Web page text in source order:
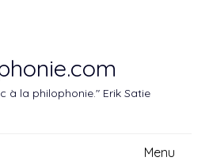
à la philophonie." Erik Satie
Menu